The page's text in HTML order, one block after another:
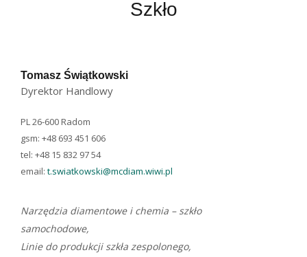
Szkło
Tomasz Świątkowski​
Dyrektor Handlowy
PL 26-600 Radom
gsm: +48 693 451 606
tel: +48 15 832 97 54
email: t.swiatkowski@mcdiam.wiwi.pl
Narzędzia diamentowe i chemia – szkło
samochodowe,
Linie do produkcji szkła zespolonego,